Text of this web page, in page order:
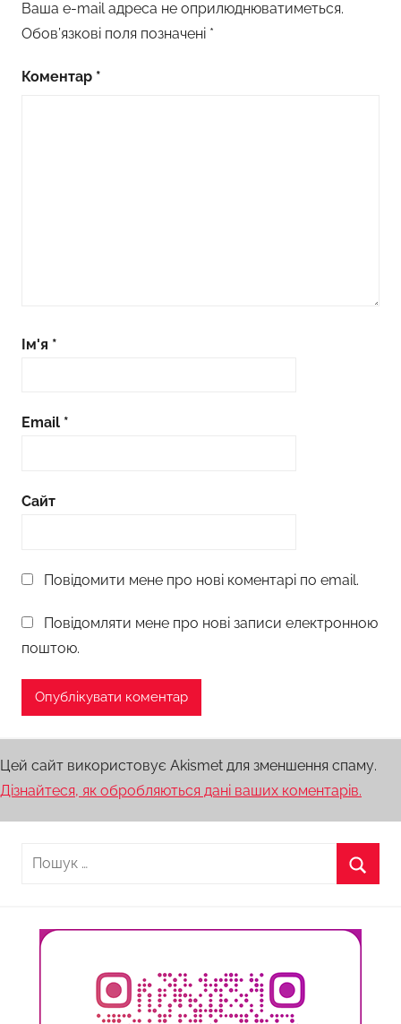
Ваша e-mail адреса не оприлюднюватиметься.
Обов’язкові поля позначені *
Коментар *
Ім'я *
Email *
Сайт
Повідомити мене про нові коментарі по email.
Повідомляти мене про нові записи електронною
поштою.
Цей сайт використовує Akismet для зменшення спаму.
Дізнайтеся, як обробляються дані ваших коментарів.
Пошук: